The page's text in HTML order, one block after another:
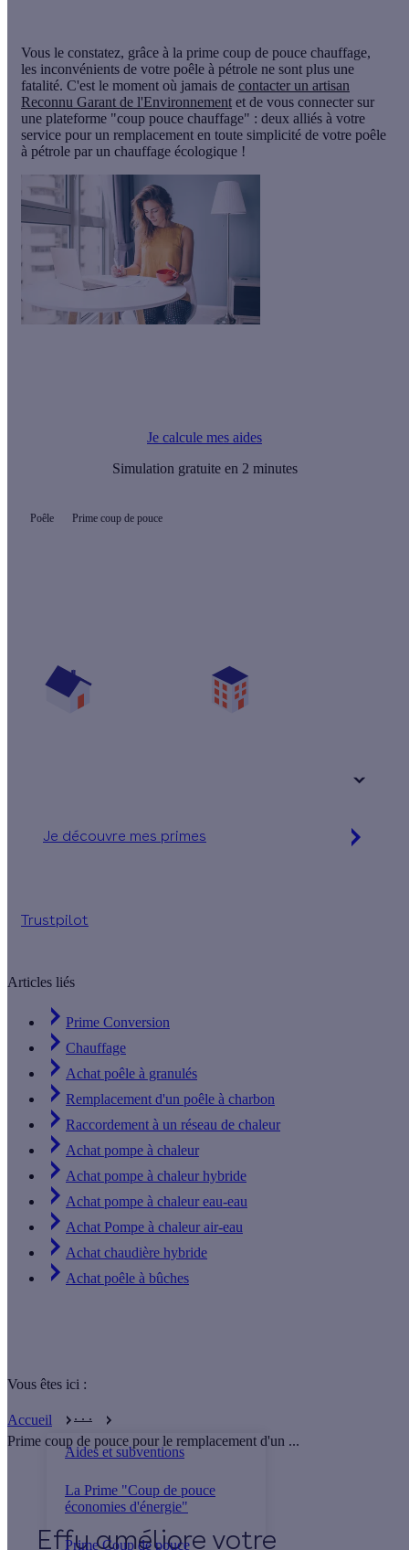
Vous le constatez, grâce à la prime coup de pouce chauffage,
les inconvénients de votre poêle à pétrole ne sont plus une
fatalité. C'est le moment où jamais de contacter un artisan
Reconnu Garant de l'Environnement et de vous connecter sur
une plateforme "coup pouce chauffage" : deux alliés à votre
service pour un remplacement en toute simplicité de votre poêle
à pétrole par un chauffage écologique !
Je calcule mes aides
Simulation gratuite en 2 minutes
Poêle Prime coup de pouce
Je découvre mes primes
Trustpilot
Articles liés
Prime Conversion
Chauffage
Achat poêle à granulés
Remplacement d'un poêle à charbon
Raccordement à un réseau de chaleur
Achat pompe à chaleur
Achat pompe à chaleur hybride
Achat pompe à chaleur eau-eau
Achat Pompe à chaleur air-eau
Achat chaudière hybride
Achat poêle à bûches
Vous êtes ici :
Accueil . . .
Aides et subventions
La Prime "Coup de pouce
économies d'énergie"
Prime Coup de pouce
Prime coup de pouce pour le remplacement d'un ...
Effy